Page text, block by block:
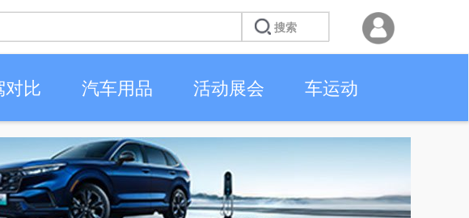
对比 汽车用品 活动展会 车运动